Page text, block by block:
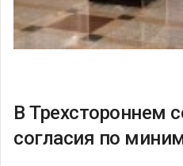
В Трехстороннем
согласия по